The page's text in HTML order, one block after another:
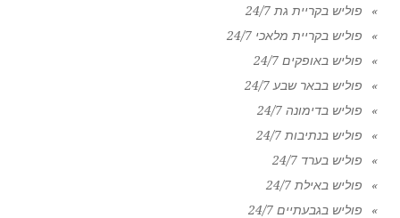
פוליש בקריית גת 24/7
פוליש בקריית מלאכי 24/7
פוליש באופקים 24/7
פוליש בבאר שבע 24/7
פוליש בדימונה 24/7
פוליש בנתיבות 24/7
פוליש בערד 24/7
פוליש באילת 24/7
פוליש בגבעתיים 24/7